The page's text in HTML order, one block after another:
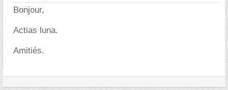
Bonjour,
Actias luna.
Amitiés.